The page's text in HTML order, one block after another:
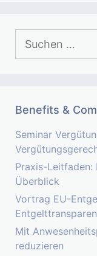
nach:
Benefits &
Seminar
Praxis-
Überblick
Vortrag EU-
Mit
reduzieren